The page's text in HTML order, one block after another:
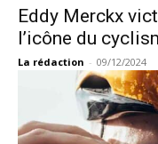
Eddy Merckx
l’icône du
La rédaction - 09/12/2024